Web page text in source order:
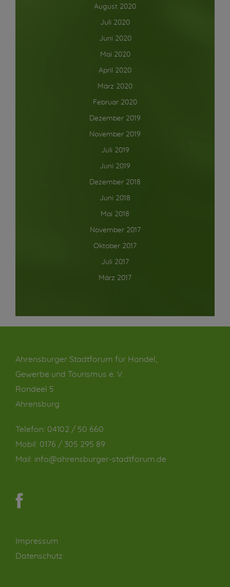
August 2020
Juli 2020
Juni 2020
Mai 2020
April 2020
März 2020
Februar 2020
Dezember 2019
November 2019
Juli 2019
Juni 2019
Dezember 2018
Juni 2018
Mai 2018
November 2017
Oktober 2017
Juli 2017
März 2017
Ahrensburger Stadtforum für Handel,
Gewerbe und Tourismus e. V.
Rondeel 5
Ahrensburg
Telefon: 04102 / 50 660
Mobil: 0176 / 305 295 89
Mail: info@ahrensburger-stadtforum.de
Impressum
Datenschutz